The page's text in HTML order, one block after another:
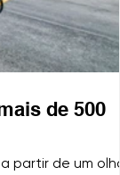
de 500
partir de um